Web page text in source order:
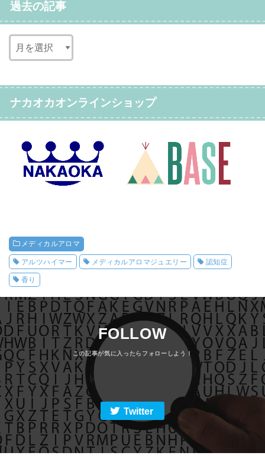
過去の記事
ナカオカオンラインショップ
メディカルアロマ
アルツハイマー メディカルアロマジュエリー 認知症
香り
FOLLOW
Twitter